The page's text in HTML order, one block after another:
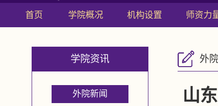
首页 学院概况 机构设置 师资力
学院资讯
外院新闻
外
山